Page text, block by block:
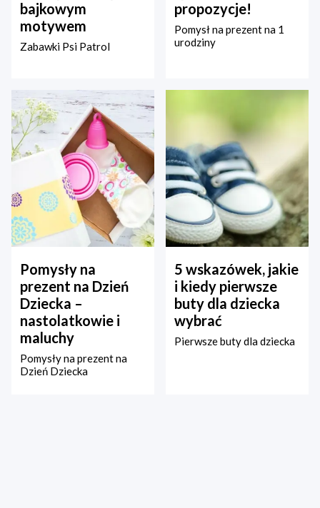
bajkowym
motywem
Zabawki Psi Patrol
propozycje!
Pomysł na prezent na 1
urodziny
Pomysły na
prezent na Dzień
Dziecka –
nastolatkowie i
maluchy
Pomysły na prezent na
Dzień Dziecka
5 wskazówek, jakie
i kiedy pierwsze
buty dla dziecka
wybrać
Pierwsze buty dla dziecka